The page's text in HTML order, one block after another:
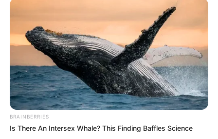
También puede leer:Capturan a alias 'Pelomono',
cuñado y mano derecha del máximo jefe del 'Clan del
Golfo'
El expresidente manifestó que la no continuidad de las
vías se ha dado por temas ambientales, aunque las
regalías portuarias podríandedicarse a pagar a las
demás recursos naturales.
BRAINBERRIES
Is There An Intersex Whale? This Finding Baffles Science